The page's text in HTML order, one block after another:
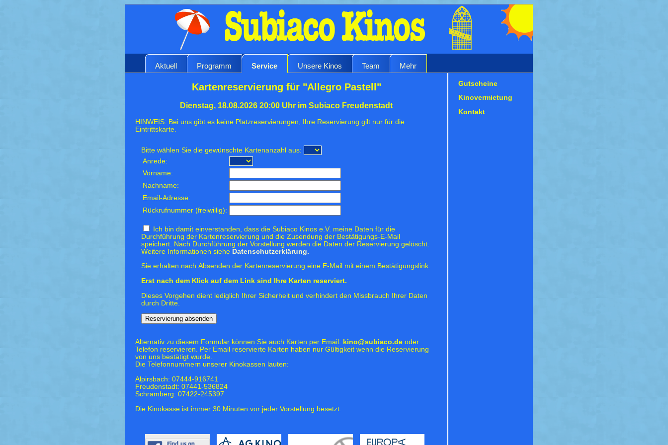
Aktuell Programm Service Unsere Kinos Team Mehr
Kartenreservierung für "Allegro Pastell"
Dienstag, 18.08.2026 20:00 Uhr im Subiaco Freudenstadt
HINWEIS: Bei uns gibt es keine Platzreservierungen, Ihre Reservierung gilt nur für die
Eintrittskarte.
Bitte wählen Sie die gewünschte Kartenanzahl aus:
Anrede:
Vorname:
Nachname:
Email-Adresse:
Rückrufnummer (freiwillig):
Ich bin damit einverstanden, dass die Subiaco Kinos e.V. meine Daten für die
Durchführung der Kartenreservierung und die Zusendung der Bestätigungs-E-Mail
speichert. Nach Durchführung der Vorstellung werden die Daten der Reservierung gelöscht.
Weitere Informationen siehe Datenschutzerklärung.
Sie erhalten nach Absenden der Kartenreservierung eine E-Mail mit einem Bestätigungslink.
Erst nach dem Klick auf dem Link sind Ihre Karten reserviert.
Dieses Vorgehen dient lediglich Ihrer Sicherheit und verhindert den Missbrauch Ihrer Daten
durch Dritte.
Alternativ zu diesem Formular können Sie auch Karten per Email: kino@subiaco.de oder
Telefon reservieren. Per Email reservierte Karten haben nur Gültigkeit wenn die Reservierung
von uns bestätigt wurde.
Die Telefonnummern unserer Kinokassen lauten:
Alpirsbach: 07444-916741
Freudenstadt: 07441-536824
Schramberg: 07422-245397
Die Kinokasse ist immer 30 Minuten vor jeder Vorstellung besetzt.
Gutscheine
Kinovermietung
Kontakt